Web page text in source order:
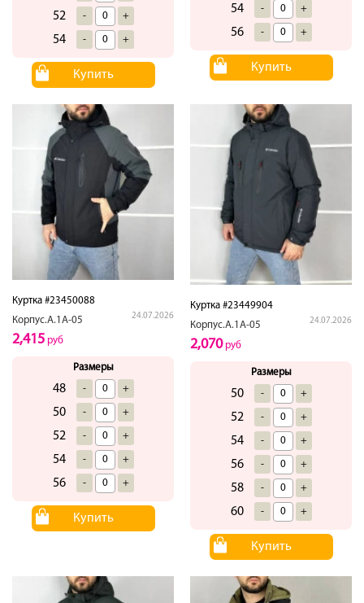
52 - +
54 - +
Купить
54 - +
56 - +
Купить
Куртка #23450088
Корпус.А.1А-05
24.07.2026
2,415 руб
Размеры
48 - +
50 - +
52 - +
54 - +
56 - +
Купить
Куртка #23449904
Корпус.А.1А-05
24.07.2026
2,070руб
Размеры
50 - +
52 - +
54 - +
56 - +
58 - +
60 - +
Купить